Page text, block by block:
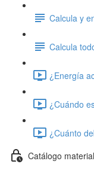
Calcula y
Calcula
¿Energía
¿Cuándo
¿Cuánto
Catálogo